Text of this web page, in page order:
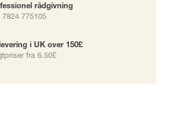
rådgivning
7824 775105
i UK over 150£
fra 6.50£